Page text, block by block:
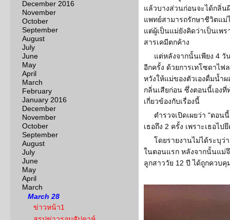
December 2016
November
October
September
August
July
June
May
April
March
February
January 2016
December
November
October
September
August
July
June
May
April
March
March 28
ข่าวหน้า1
แล้วบางส่วนก่อนจะได้กลิ่
แพทย์สามารถรักษาชีวิตแม่
แต่ผู้เป็นแม่ยังคิดว่าเป็นเพ
สารเคมีตกค้าง
แต่หลังจากนั้นเพียง 4
อีกครั้ง ด้วยการเทโซดาไ
หวังให้แม่ของตัวเองดื่มน้ำ
กลิ่นเสียก่อน ซึ่งตอนนี้เอง
เกี่ยวข้องกับเรื่องนี้
ตำรวจเปิดเผยว่า "ตอน
เธอถึง 2 ครั้ง เพราะเธอไ
โดยรายงานไม่ได้ระบุว่
ในตอนแรก หลังจากนั้นแม่
ลูกสาววัย 12 ปี ได้ถูกควบ